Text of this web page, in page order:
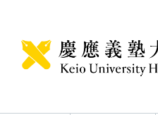
Disease Name